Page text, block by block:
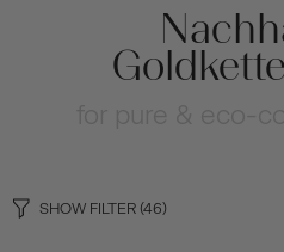
SHOW FILTER (46)